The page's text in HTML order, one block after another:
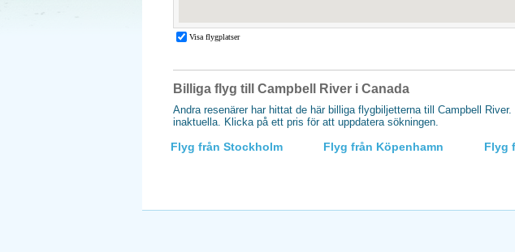
Billiga flyg till Campbell River i Canada
Andra resenärer har hittat de här billiga flygbiljetterna till Campbell
inaktuella. Klicka på ett pris för att uppdatera sökningen.
Flyg från Stockholm Flyg från Köpenhamn Flyg